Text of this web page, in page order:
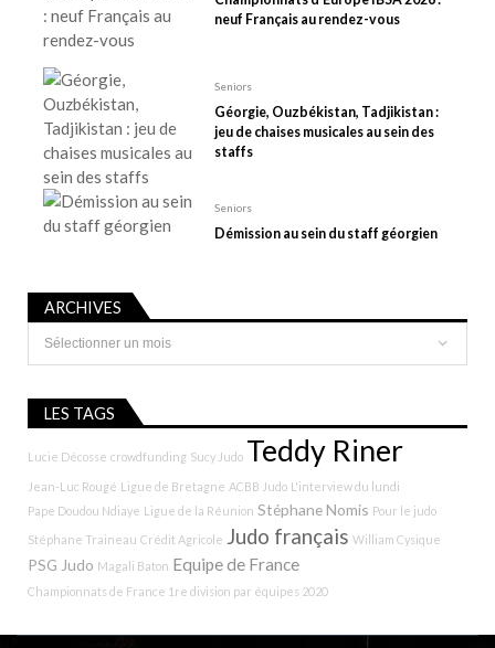
neuf Français au rendez-vous
Seniors
Géorgie, Ouzbékistan, Tadjikistan :
jeu de chaises musicales au sein des
staffs
Seniors
Démission au sein du staff géorgien
ARCHIVES
Archives
LES TAGS
Lucie Décosse crowdfunding Sucy Judo Teddy Riner
Jean-Luc Rougé Ligue de Bretagne ACBB Judo L'interview du lundi
Pape Doudou Ndiaye Ligue de la Réunion Stéphane Nomis Pour le judo
Stéphane Traineau Crédit Agricole Judo français William Cysique
PSG Judo Magali Baton Equipe de France
Championnats de France 1re division par équipes 2020